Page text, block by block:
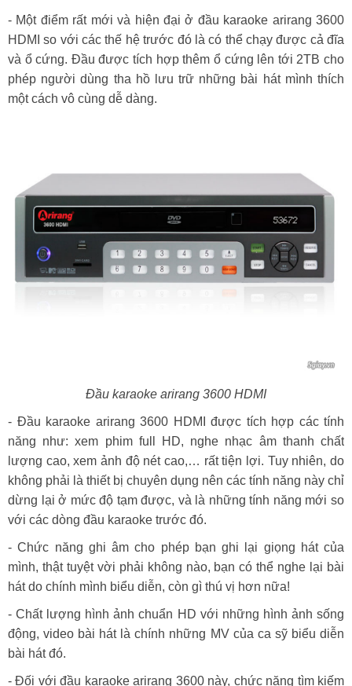
- Một điểm rất mới và hiện đại ở đầu karaoke arirang 3600
HDMI so với các thế hệ trước đó là có thể chạy được cả đĩa
và ổ cứng. Đầu được tích hợp thêm ổ cứng lên tới 2TB cho
phép người dùng tha hồ lưu trữ những bài hát mình thích
một cách vô cùng dễ dàng.
Đầu karaoke arirang 3600 HDMI
- Đầu karaoke arirang 3600 HDMI được tích hợp các tính
năng như: xem phim full HD, nghe nhạc âm thanh chất
lượng cao, xem ảnh độ nét cao,… rất tiện lợi. Tuy nhiên, do
không phải là thiết bị chuyên dụng nên các tính năng này chỉ
dừng lại ở mức độ tạm được, và là những tính năng mới so
với các dòng đầu karaoke trước đó.
- Chức năng ghi âm cho phép bạn ghi lại giọng hát của
mình, thật tuyệt vời phải không nào, bạn có thể nghe lại bài
hát do chính mình biểu diễn, còn gì thú vị hơn nữa!
- Chất lượng hình ảnh chuẩn HD với những hình ảnh sống
động, video bài hát là chính những MV của ca sỹ biểu diễn
bài hát đó.
- Đối với đầu karaoke arirang 3600 này, chức năng tìm kiếm